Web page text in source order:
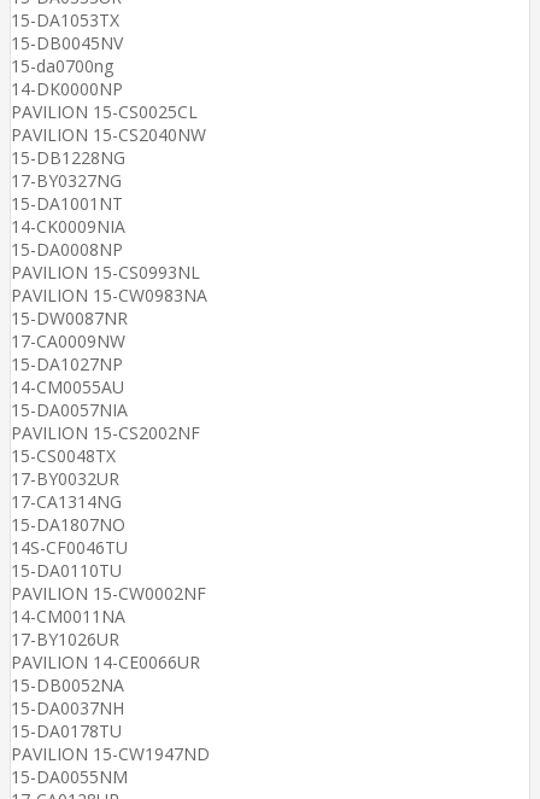
15-DA1053TX
15-DB0045NV
15-da0700ng
14-DK0000NP
PAVILION 15-CS0025CL
PAVILION 15-CS2040NW
15-DB1228NG
17-BY0327NG
15-DA1001NT
14-CK0009NIA
15-DA0008NP
PAVILION 15-CS0993NL
PAVILION 15-CW0983NA
15-DW0087NR
17-CA0009NW
15-DA1027NP
14-CM0055AU
15-DA0057NIA
PAVILION 15-CS2002NF
15-CS0048TX
17-BY0032UR
17-CA1314NG
15-DA1807NO
14S-CF0046TU
15-DA0110TU
PAVILION 15-CW0002NF
14-CM0011NA
17-BY1026UR
PAVILION 14-CE0066UR
15-DB0052NA
15-DA0037NH
15-DA0178TU
PAVILION 15-CW1947ND
15-DA0055NM